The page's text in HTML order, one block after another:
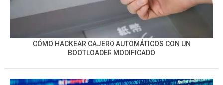
CÓMO HACKEAR CAJERO AUTOMÁTICOS CON UN
BOOTLOADER MODIFICADO